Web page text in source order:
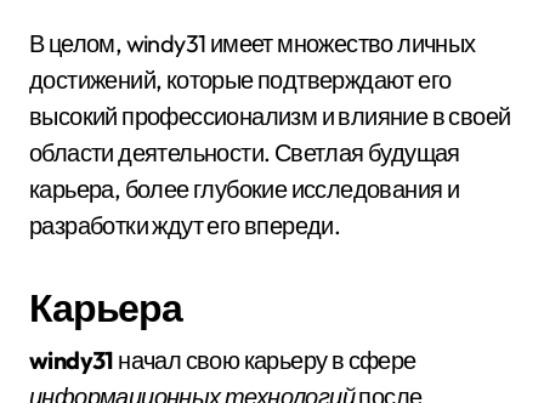
В целом, windy31 имеет множество личных
достижений, которые подтверждают его
высокий профессионализм и влияние в своей
области деятельности. Светлая будущая
карьера, более глубокие исследования и
разработки ждут его впереди.
Карьера
windy31 начал свою карьеру в сфере
информационных технологийпосле